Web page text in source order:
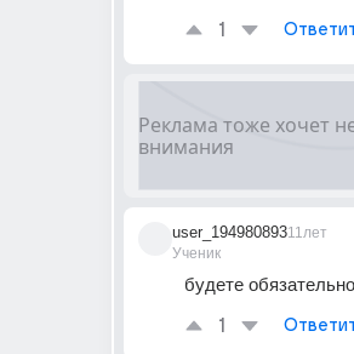
1
user_194980893
Ученик
11лет
будете
1